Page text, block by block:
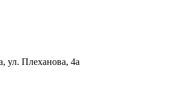
ул. Плеханова, 4а